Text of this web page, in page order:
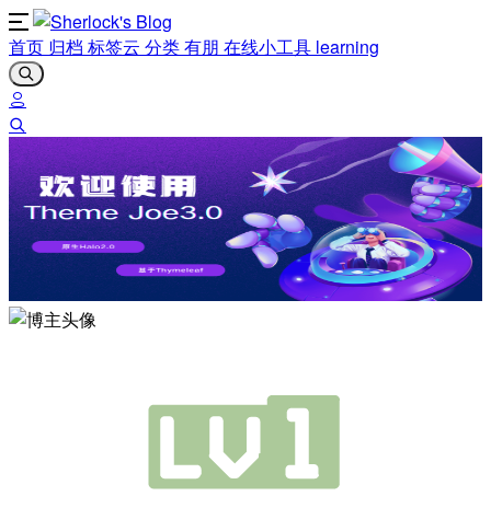
首页 归档 标签云 分类有朋 在线小工具 learning